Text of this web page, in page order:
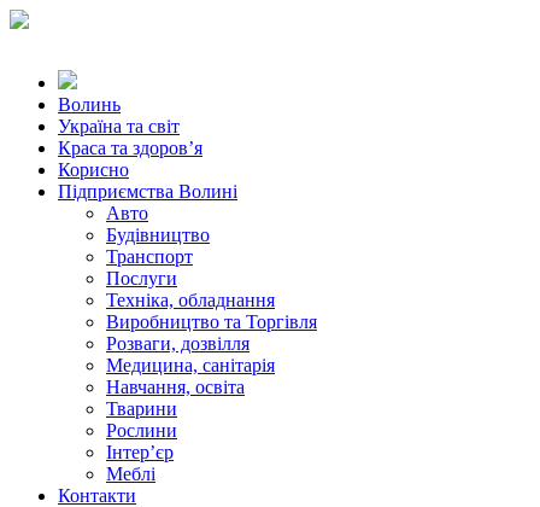
Волинь
Україна та світ
Краса та здоров’я
Корисно
Підприємства Волині
Авто
Будівництво
Транспорт
Послуги
Техніка, обладнання
Виробництво та Торгівля
Розваги, дозвілля
Медицина, санітарія
Навчання, освіта
Тварини
Рослини
Інтер’єр
Меблі
Контакти